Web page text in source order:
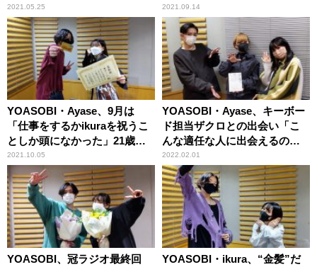
2021.05.25 2021.09.14
YOASOBI・Ayase、9月は
「仕事をするかikuraを祝うこ
としか頭になかった」21歳の
誕生日を祝福
2021.10.05
YOASOBI・Ayase、キーボー
ド担当ザクロとの出会い「こ
んな適任な人に出会えるのは
すごいこと」
2022.02.01
YOASOBI、冠ラジオ最終回
YOASOBI・ikura、“金髪”だ